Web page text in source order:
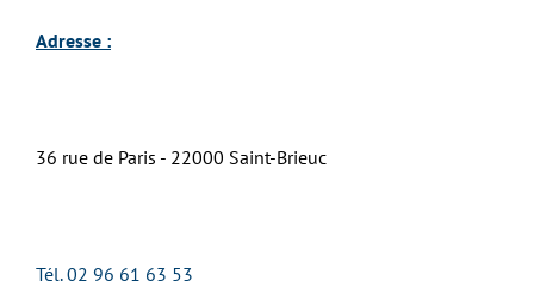
Adresse :
36 rue de Paris - 22000 Saint-Brieuc
Tél. 02 96 61 63 53